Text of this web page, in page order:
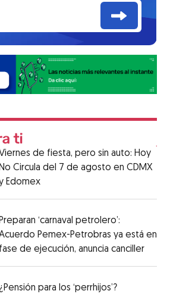
Viernes de fiesta, pero sin auto: Hoy
Circula del 7 de agosto en CDMX
Edomex
‘carnaval petrolero’:
Pemex-Petrobras ya está en
fase de ejecución, anuncia canciller
para los ‘perrhijos’?